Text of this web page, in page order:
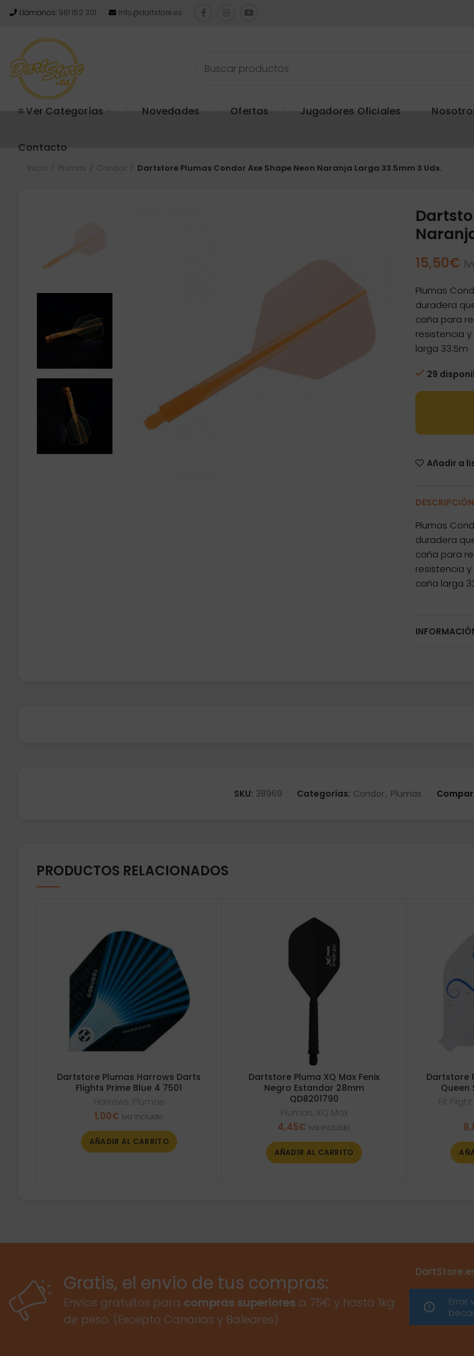
Llámanos: 961 152 301 info@dartstore.es
≡ Ver Categorías Novedades Ofertas Jugadores Oficiales
Contacto
Inicio Plumas Condor Dartstore Plumas Condor Axe Shape Neon Naranja Larga 33.5mm 3 Uds.
15,50€
Plumas
duradera
caña para
resistencia
larga 33.5m
29
Añadir a
DESCRIPCIÓN
Plumas
duradera
caña para
resistencia
caña larga
SKU: 38969 Categorías: Condor, Plumas
PRODUCTOS RELACIONADOS
Dartstore Plumas Harrows Darts
Flights Prime Blue 4 7501
Harrows, Plumas
1,00€ Iva incluido
AÑADIR AL CARRITO
Dartstore Pluma XQ Max Fenix
Negro Estandar 28mm
QD8201790
Plumas, XQ Max
4,45€ Iva incluido
AÑADIR AL CARRITO
Dartstore
Queen
Fit Flight
Gratis, el envío de tus compras:
Envíos gratuitos para compras superiores a 75€ y hasta 1kg
de peso. (Excepto Canarias y Baleares)
Error